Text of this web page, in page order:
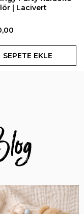
SEPETE EKLE